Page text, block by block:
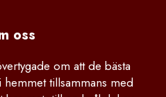
oss
om att de bästa
tillsammans med